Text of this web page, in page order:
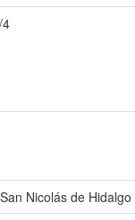
Nicolás de Hidalgo